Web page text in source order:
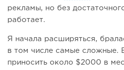
рекламы, но без
работает.
Я начала расширяться,
в том числе самые сложные.
приносить около $2000 в